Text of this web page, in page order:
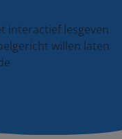
interactief lesgeven
willen laten